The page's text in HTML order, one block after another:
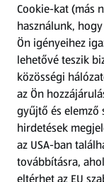
Kérdőív
Fizetési
ALDI utalványok
Árcsökkentés
Cookie-kat (más
használunk,
Ön igényeihez
lehetővé teszik
közösségi
az Ön
gyűjtő és elemző
hirdetések
az USA-ban
továbbításra,